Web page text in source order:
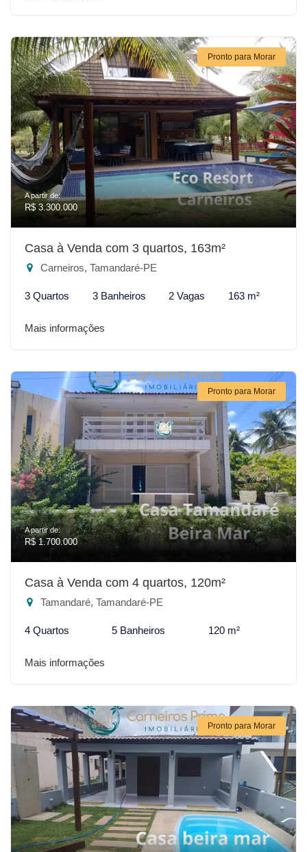
Pronto para Morar
A partir de:
R$ 3.300.000
Casa à Venda com 3 quartos, 163m²
Carneiros, Tamandaré-PE
3 Quartos 3 Banheiros 2 Vagas 163 m²
Mais informações
Pronto para Morar
A partir de:
R$ 1.700.000
Casa à Venda com 4 quartos, 120m²
Tamandaré, Tamandaré-PE
4 Quartos 5 Banheiros 120 m²
Mais informações
Pronto para Morar